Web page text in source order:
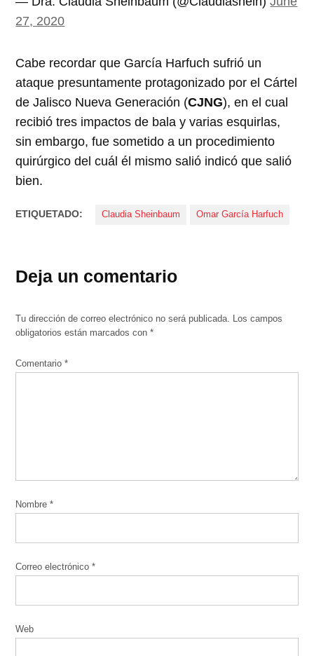
27, 2020
Cabe recordar que García Harfuch sufrió un
ataque presuntamente protagonizado por el Cártel
de Jalisco Nueva Generación (CJNG), en el cual
recibió tres impactos de bala y varias esquirlas,
sin embargo, fue sometido a un procedimiento
quirúrgico del cuál él mismo salió indicó que salió
bien.
ETIQUETADO: Claudia Sheinbaum Omar García Harfuch
Deja un comentario
Tu dirección de correo electrónico no será publicada. Los campos
obligatorios están marcados con*
Comentario*
Nombre*
Correo electrónico*
Web